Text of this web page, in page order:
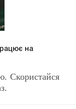
на
Скористайся